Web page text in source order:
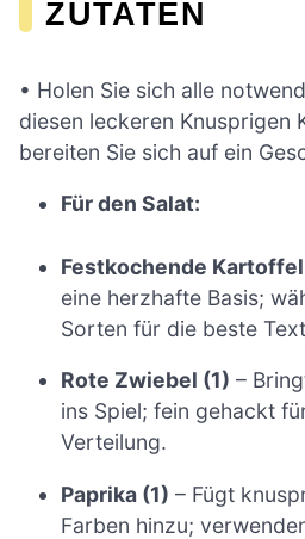
ZUTATEN
• Holen Sie sich alle
diesen leckeren Knusprigen
bereiten Sie sich auf ein
Für den Salat:
Festkochende
eine herzhafte Basis;
Sorten für die beste
Rote Zwiebel (1) –
ins Spiel; fein gehackt
Verteilung.
Paprika (1) – Fügt
Farben hinzu;